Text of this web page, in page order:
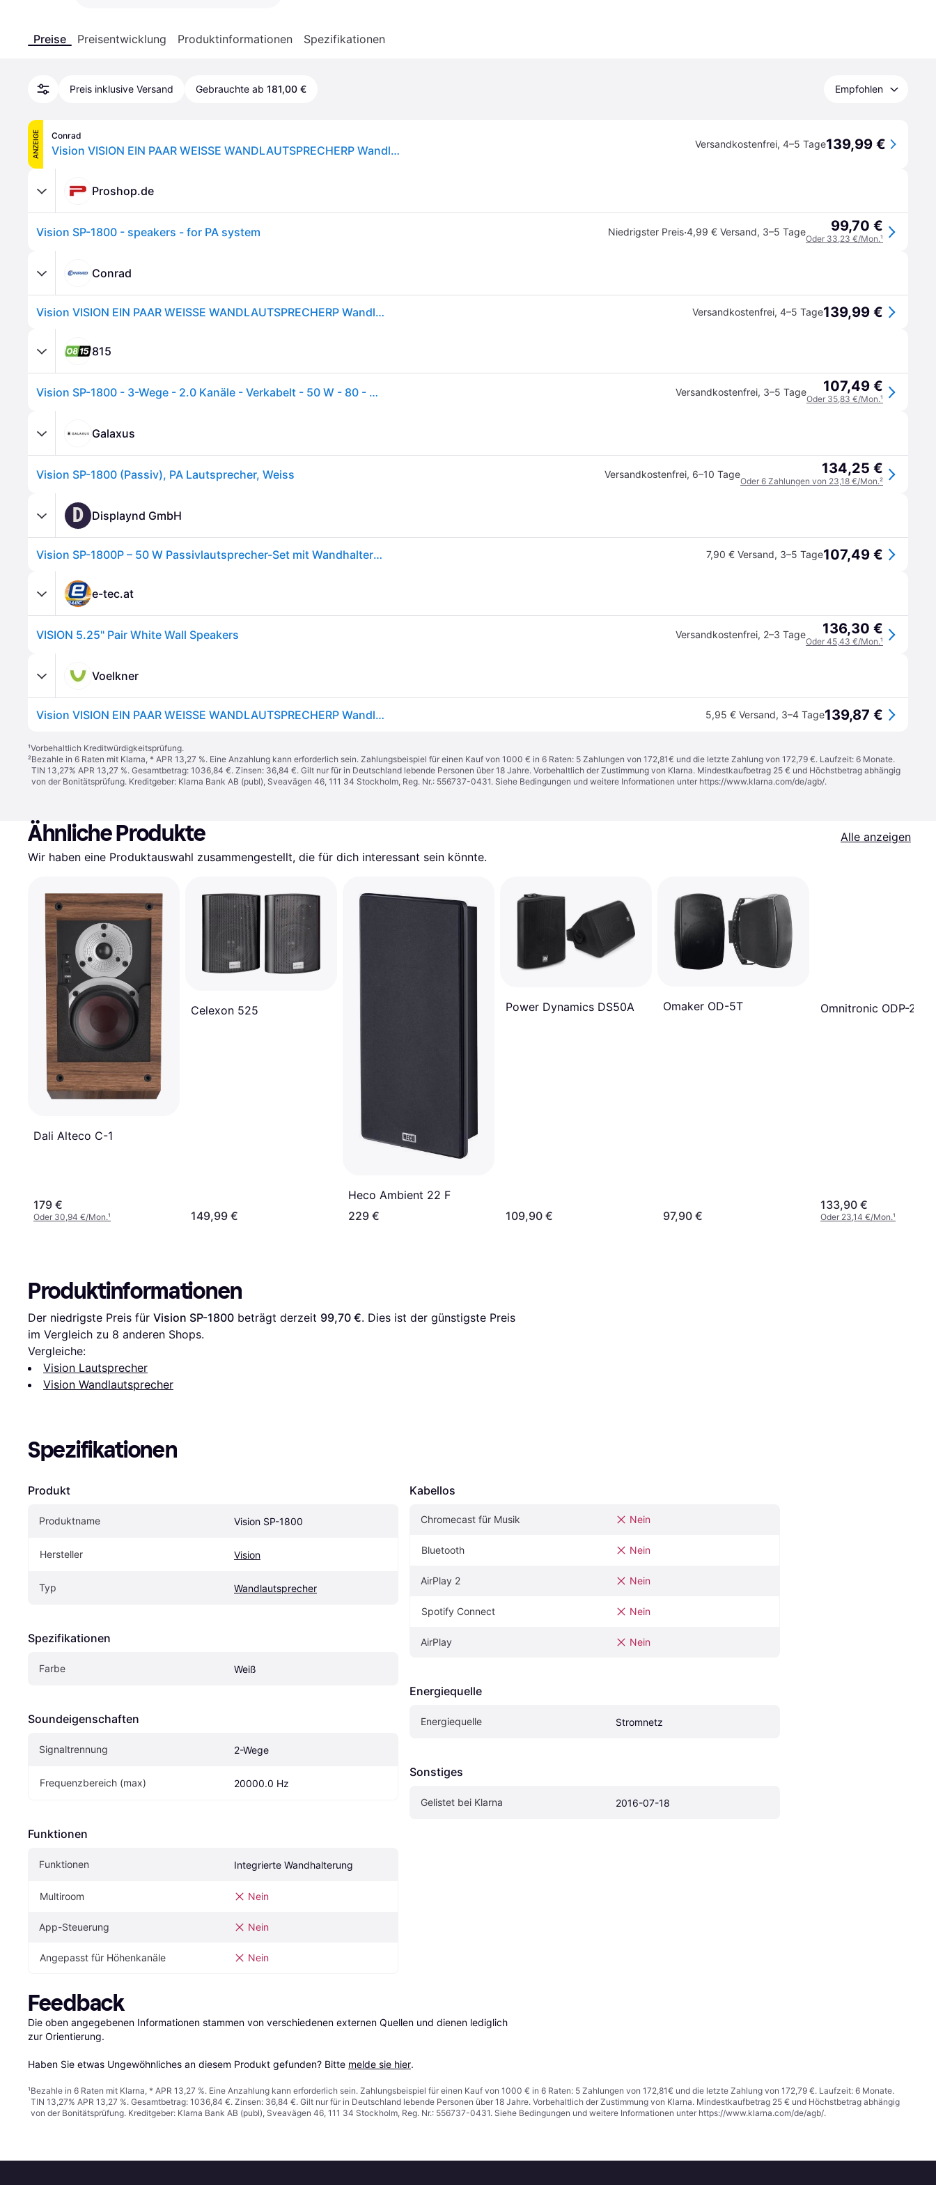
Preise Preisentwicklung Produktinformationen Spezifikationen
Preis inklusive Versand Gebrauchte ab 181,00 € Empfohlen
ANZEIGE Conrad
Vision VISION EIN PAAR WEISSE WANDLAUTSPRECHERP Wandlautsprecher 13.34 cm 5.25 Zoll 50 W 1 St. Versandkostenfrei, 4–5 Tage139,99 €
Proshop.de
Vision SP-1800 - speakers - for PA system Niedrigster Preis·4,99 € Versand, 3–5 Tage 99,70 €
Oder 33,23 €/Mon.¹
Conrad
Vision VISION EIN PAAR WEISSE WANDLAUTSPRECHERP Wandlautsprecher 13.34 cm 5.25 Zoll 50 W 1 St. Versandkostenfrei, 4–5 Tage139,99 €
815
Vision SP-1800 - 3-Wege - 2.0 Kanäle - Verkabelt - 50 W - 80 - 20000 Hz - Weiß Versandkostenfrei, 3–5 Tage 107,49 €
Oder 35,83 €/Mon.¹
Galaxus
Vision SP-1800 (Passiv), PA Lautsprecher, Weiss Versandkostenfrei, 6–10 Tage 134,25 €
Oder 6 Zahlungen von 23,18 €/Mon.²
D Displaynd GmbH
Vision SP-1800P – 50 W Passivlautsprecher-Set mit Wandhalterung (Weiß) 7,90 € Versand, 3–5 Tage107,49 €
e-tec.at
VISION 5.25" Pair White Wall Speakers Versandkostenfrei, 2–3 Tage 136,30 €
Oder 45,43 €/Mon.¹
Voelkner
Vision VISION EIN PAAR WEISSE WANDLAUTSPRECHERP Wandlautsprecher 13.34 cm 5.25 Zoll 50 W 1 St. 5,95 € Versand, 3–4 Tage139,87 €
¹Vorbehaltlich Kreditwürdigkeitsprüfung.
²Bezahle in 6 Raten mit Klarna, * APR 13,27 %. Eine Anzahlung kann erforderlich sein. Zahlungsbeispiel für einen Kauf von 1000 € in 6 Raten: 5 Zahlungen von 172,81€ und die letzte Zahlung von 172,79 €. Laufzeit: 6 Monate.
TIN 13,27% APR 13,27 %. Gesamtbetrag: 1036,84 €. Zinsen: 36,84 €. Gilt nur für in Deutschland lebende Personen über 18 Jahre. Vorbehaltlich der Zustimmung von Klarna. Mindestkaufbetrag 25 € und Höchstbetrag abhängig
von der Bonitätsprüfung. Kreditgeber: Klarna Bank AB (publ), Sveavägen 46, 111 34 Stockholm, Reg. Nr.: 556737-0431. Siehe Bedingungen und weitere Informationen unter https://www.klarna.com/de/agb/.
Ähnliche Produkte
Alle anzeigen
Wir haben eine Produktauswahl zusammengestellt, die für dich interessant sein könnte.
Dali Alteco C-1
179 €
Oder 30,94 €/Mon.¹
Celexon 525
149,99 €
Heco Ambient 22 F
229 €
Power Dynamics DS50A
109,90 €
Omaker OD-5T
97,90 €
Omnitronic ODP-204
133,90 €
Oder 23,14 €/Mon.¹
Produktinformationen
Der niedrigste Preis für Vision SP-1800 beträgt derzeit 99,70 €. Dies ist der günstigste Preis
im Vergleich zu 8 anderen Shops.
Vergleiche:
Vision Lautsprecher
Vision Wandlautsprecher
Spezifikationen
Produkt
Produktname Vision SP-1800
Hersteller Vision
Typ Wandlautsprecher
Spezifikationen
Farbe Weiß
Soundeigen­schaften
Signaltrennung 2-Wege
Frequenzbereich (max) 20000.0 Hz
Funktionen
Funktionen Integrierte Wandhalterung
Multiroom Nein
App-Steuerung Nein
Angepasst für Höhenkanäle Nein
Kabellos
Chromecast für Musik Nein
Bluetooth Nein
AirPlay 2 Nein
Spotify Connect Nein
AirPlay Nein
Energiequelle
Energiequelle Stromnetz
Sonstiges
Gelistet bei Klarna 2016-07-18
Feedback
Die oben angegebenen Informationen stammen von verschiedenen externen Quellen und dienen lediglich
zur Orientierung.
Haben Sie etwas Ungewöhnliches an diesem Produkt gefunden? Bitte melde sie hier.
¹Bezahle in 6 Raten mit Klarna, * APR 13,27 %. Eine Anzahlung kann erforderlich sein. Zahlungsbeispiel für einen Kauf von 1000 € in 6 Raten: 5 Zahlungen von 172,81€ und die letzte Zahlung von 172,79 €. Laufzeit: 6 Monate.
TIN 13,27% APR 13,27 %. Gesamtbetrag: 1036,84 €. Zinsen: 36,84 €. Gilt nur für in Deutschland lebende Personen über 18 Jahre. Vorbehaltlich der Zustimmung von Klarna. Mindestkaufbetrag 25 € und Höchstbetrag abhängig
von der Bonitätsprüfung. Kreditgeber: Klarna Bank AB (publ), Sveavägen 46, 111 34 Stockholm, Reg. Nr.: 556737-0431. Siehe Bedingungen und weitere Informationen unter https://www.klarna.com/de/agb/.